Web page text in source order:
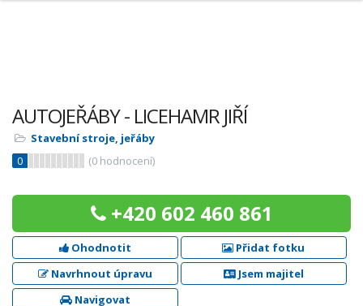
AUTOJEŘÁBY - LICEHAMR JIŘÍ
Stavební stroje, jeřáby
0
(0 hodnocení)
+420 602 460 861
Ohodnotit
Přidat fotku
Navrhnout úpravu
Jsem majitel
Navigovat